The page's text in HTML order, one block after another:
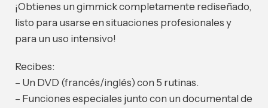
¡Obtienes un gimmick completamente rediseñado,
listo para usarse en situaciones profesionales y
para un uso intensivo!
Recibes:
– Un DVD (francés/inglés) con 5 rutinas.
– Funciones especiales junto con un documental de